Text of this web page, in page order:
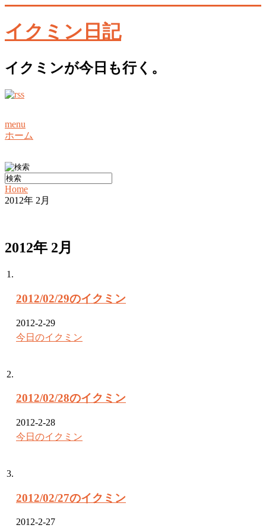
イクミン日記
イクミンが今日も行く。
menu
ホーム
Home
2012年 2月
2012年 2月
2012/02/29のイクミン
2012-2-29
今日のイクミン
2012/02/28のイクミン
2012-2-28
今日のイクミン
2012/02/27のイクミン
2012-2-27